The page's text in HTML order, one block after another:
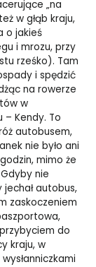
„na
w głąb kraju,
o jakieś
i mrozu, przy
rześko). Tam
i spędzić
na rowerze
w
– Kendy. To
autobusem,
nie było ani
mimo że
nie
autobus,
zaskoczeniem
do
kraju, w